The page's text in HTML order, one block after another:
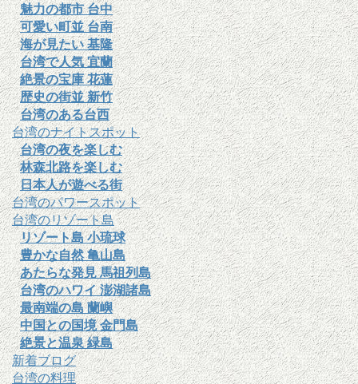
魅力の都市 台中
可愛い町並 台南
海が見たい 基隆
台湾で人気 宜蘭
絶景の宝庫 花蓮
歴史の街並 新竹
台湾のある台西
台湾のナイトスポット
台湾の夜を楽しむ
林森北路を楽しむ
日本人が遊べる街
台湾のパワースポット
台湾のリゾート島
リゾート島 小琉球
豊かな自然 亀山島
あたらな発見 馬祖列島
台湾のハワイ 澎湖諸島
最南端の島 蘭嶼
中国との国境 金門島
絶景と温泉 緑島
新着ブログ
台湾の料理